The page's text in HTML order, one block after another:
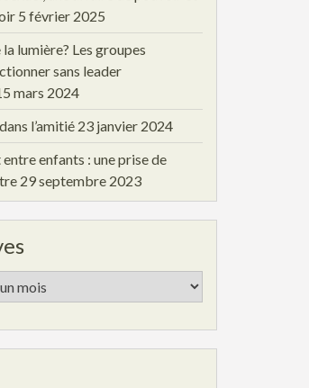
5 février 2025
lumière? Les groupes
sans leader
mars 2024
l’amitié 23 janvier 2024
enfants : une prise de
29 septembre 2023